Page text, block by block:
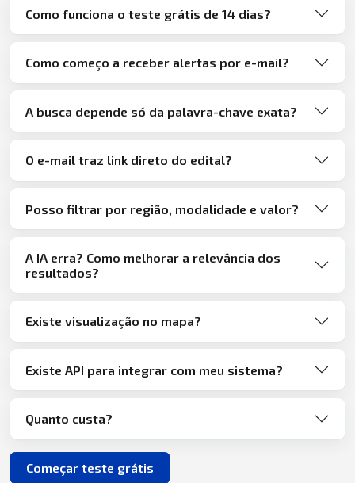
Como funciona o teste grátis de 14 dias?
Como começo a receber alertas por e-mail?
A busca depende só da palavra-chave exata?
O e-mail traz link direto do edital?
Posso filtrar por região, modalidade e valor?
A IA erra? Como melhorar a relevância dos
resultados?
Existe visualização no mapa?
Existe API para integrar com meu sistema?
Quanto custa?
Começar teste grátis